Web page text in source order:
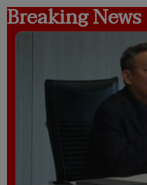
Breaking News